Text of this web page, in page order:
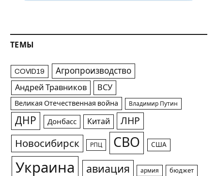
ТЕМЫ
COVID19 Агропроизводство
Андрей Травников ВСУ
Великая Отечественная война Владимир Путин
ДНР Донбасс Китай ЛНР
Новосибирск РПЦ СВО США
Украина авиация армия бюджет